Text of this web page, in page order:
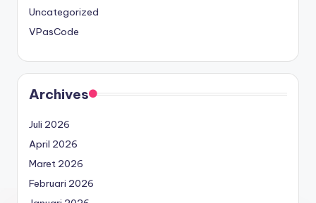
Uncategorized
VPasCode
Archives
Juli 2026
April 2026
Maret 2026
Februari 2026